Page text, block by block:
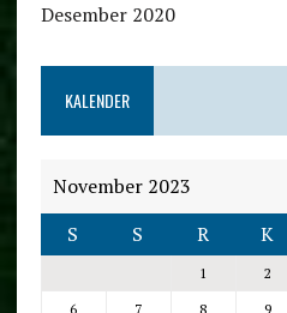
Desember 2020
KALENDER
November 2023
S
S R K
1 2
6
7 8 9